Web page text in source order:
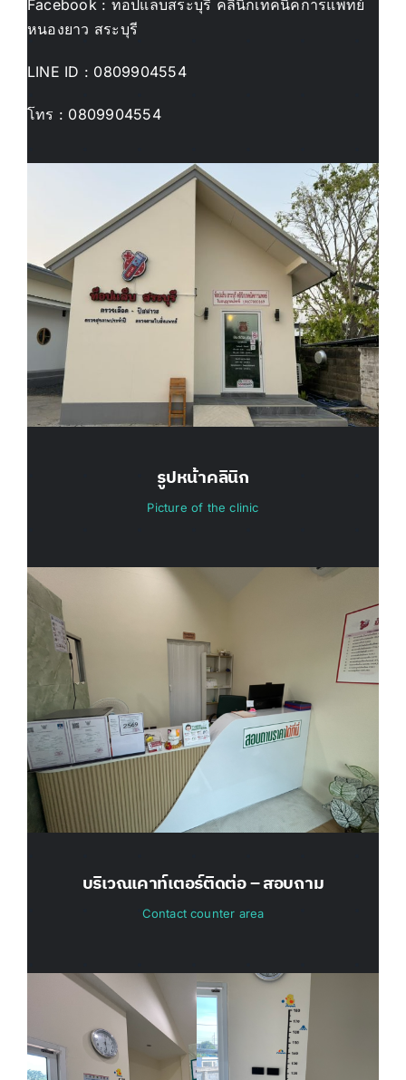
Facebook : ท็อปแล็บสระบุรี คลินิกเทคนิคการแพทย์
หนองยาว สระบุรี
LINE ID : 0809904554
โทร : 0809904554
รูปหน้าคลินิก
Picture of the clinic
บริเวณเคาท์เตอร์ติดต่อ – สอบถาม
Contact counter area